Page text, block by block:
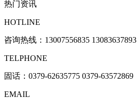
热门资讯
HOTLINE
咨询热线： 13007556835 13083637893
TELPHONE
固话：0379-62635775 0379-63572869
EMAIL